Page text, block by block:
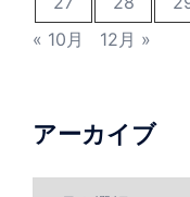
« 10月
12月 »
アーカイブ